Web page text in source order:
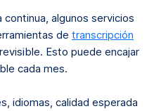
algunos servicios
de transcripción
Esto puede encajar
cada mes.
idiomas, calidad esperada